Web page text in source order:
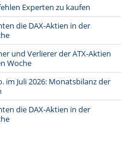
Experten zu kaufen
die DAX-Aktien in der
und Verlierer der ATX-Aktien
Woche
im Juli 2026: Monatsbilanz der
die DAX-Aktien in der